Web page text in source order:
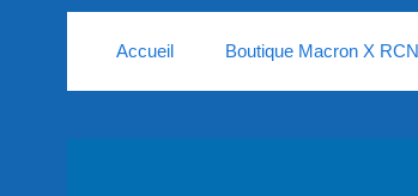
Accueil Boutique Macron X RCN